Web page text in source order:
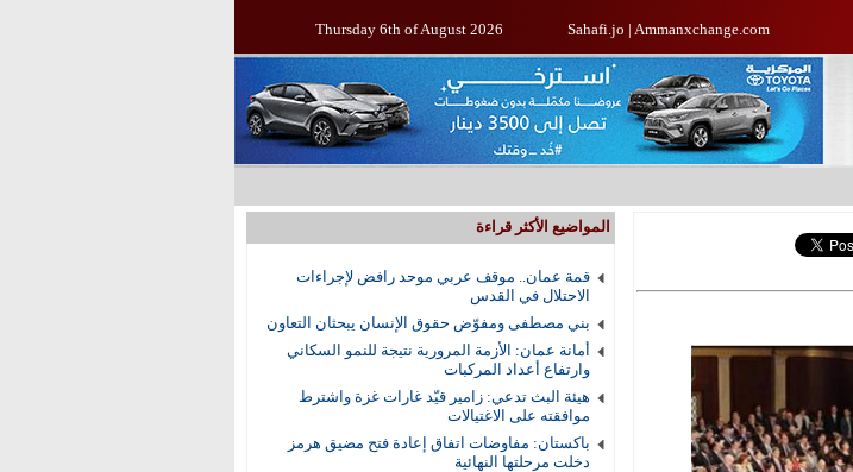
Thursday 6th of August 2026 Sahafi.jo | Ammanxchange.com
المواضيع الأكثر قراءة
قمة عمان.. موقف عربي موحد رافض لإجراءات
الاحتلال في القدس
بني مصطفى ومفوّض حقوق الإنسان يبحثان التعاون
أمانة عمان: الأزمة المرورية نتيجة للنمو السكاني
وارتفاع أعداد المركبات
هيئة البث تدعي: زامير قيّد غارات غزة واشترط
موافقته على الاغتيالات
باكستان: مفاوضات اتفاق إعادة فتح مضيق هرمز
دخلت مرحلتها النهائية